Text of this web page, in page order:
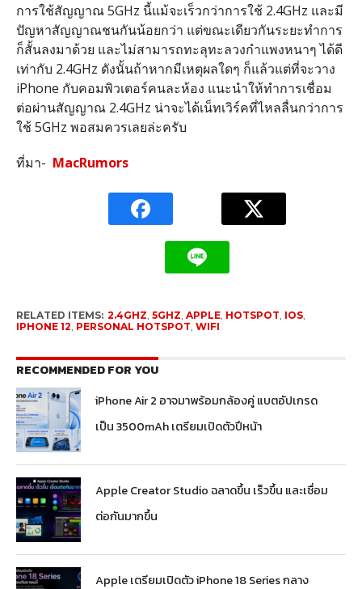
การใช้สัญญาณ 5GHz นี้แม้จะเร็วกว่าการใช้ 2.4GHz และมี
ปัญหาสัญญาณชนกันน้อยกว่า แต่ขณะเดียวกันระยะทำการ
ก็สั้นลงมาด้วย และไม่สามารถทะลุทะลวงกำแพงหนาๆ ได้ดี
เท่ากับ 2.4GHz ดังนั้นถ้าหากมีเหตุผลใดๆ ก็แล้วแต่ที่จะวาง
iPhone กับคอมพิวเตอร์คนละห้อง แนะนำให้ทำการเชื่อม
ต่อผ่านสัญญาณ 2.4GHz น่าจะได้เน็ทเวิร์คที่ไหลลื่นกว่าการ
ใช้ 5GHz พอสมควรเลยล่ะครับ
ที่มา- MacRumors
RELATED ITEMS: 2.4GHZ 5GHZ APPLE, HOTSPOT IOS,
IPHONE 12 PERSONAL HOTSPOT WIFI
RECOMMENDED FOR YOU
iPhone Air 2 อาจมาพร้อมกล้องคู่ แบตอัปเกรด
เป็น 3500mAh เตรียมเปิดตัวปีหน้า
Apple Creator Studio ฉลาดขึ้น เร็วขึ้น และเชื่อม
ต่อกันมากขึ้น
Apple เตรียมเปิดตัว iPhone 18 Series กลาง